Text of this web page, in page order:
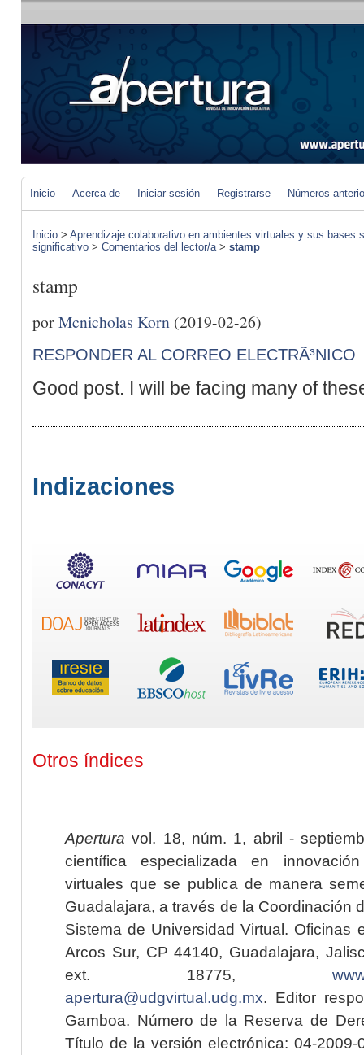
Inicio Acerca de Iniciar sesión Registrarse Números
Inicio > Aprendizaje colaborativo en ambientes virtuales y sus
significativo > Comentarios del lector/a> stamp
stamp
porMcnicholas Korn (2019-02-26)
RESPONDER AL CORREO ELECTRÃ³NICO
Good post. I will be facing many of
Indizaciones
Otros índices
Apertura vol. 18, núm. 1, abril -
científica especializada en
virtuales que se publica de manera
Guadalajara, a través de la Coordinación
Sistema de Universidad Virtual. Oficinas
Arcos Sur, CP 44140, Guadalajara,
ext. 18775,
apertura@udgvirtual.udg.mx. Editor
Gamboa. Número de la Reserva de
Título de la versión electrónica: 04-2009-